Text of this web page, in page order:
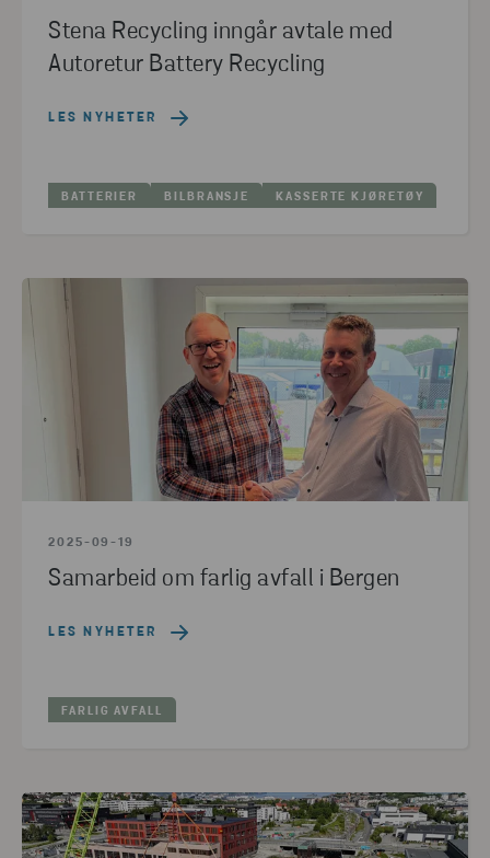
Stena Recycling inngår avtale med
Autoretur Battery Recycling
LES NYHETER
BATTERIER BILBRANSJE KASSERTE KJØRETØY
2025-09-19
Samarbeid om farlig avfall i Bergen
LES NYHETER
FARLIG AVFALL